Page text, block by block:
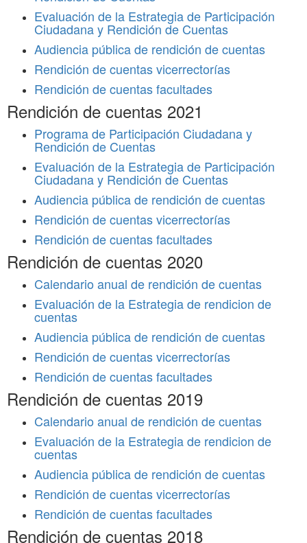
Evaluación de la Estrategia de Participación
Ciudadana y Rendición de Cuentas
Audiencia pública de rendición de cuentas
Rendición de cuentas vicerrectorías
Rendición de cuentas facultades
Rendición de cuentas 2021
Programa de Participación Ciudadana y
Rendición de Cuentas
Evaluación de la Estrategia de Participación
Ciudadana y Rendición de Cuentas
Audiencia pública de rendición de cuentas
Rendición de cuentas vicerrectorías
Rendición de cuentas facultades
Rendición de cuentas 2020
Calendario anual de rendición de cuentas
Evaluación de la Estrategia de rendicion de
cuentas
Audiencia pública de rendición de cuentas
Rendición de cuentas vicerrectorías
Rendición de cuentas facultades
Rendición de cuentas 2019
Calendario anual de rendición de cuentas
Evaluación de la Estrategia de rendicion de
cuentas
Audiencia pública de rendición de cuentas
Rendición de cuentas vicerrectorías
Rendición de cuentas facultades
Rendición de cuentas 2018